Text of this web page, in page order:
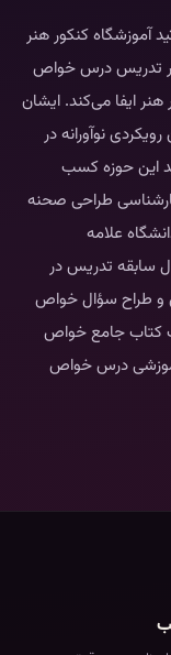
آموزشگاه کنکور هنر
تدریس درس خواص
ایفا می‌کند. ایشان
نوآورانه در
این حوزه کسب
طراحی صحنه
علامه
روانشناسی دانشگاه اصفهانبا ۱۰سال سابقه تدریس در
و طراح سؤال خواص
کتاب جامع خواص
آموزشی درس خواص